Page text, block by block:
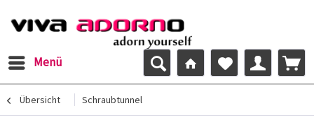
Menü
Übersicht Schraubtunnel